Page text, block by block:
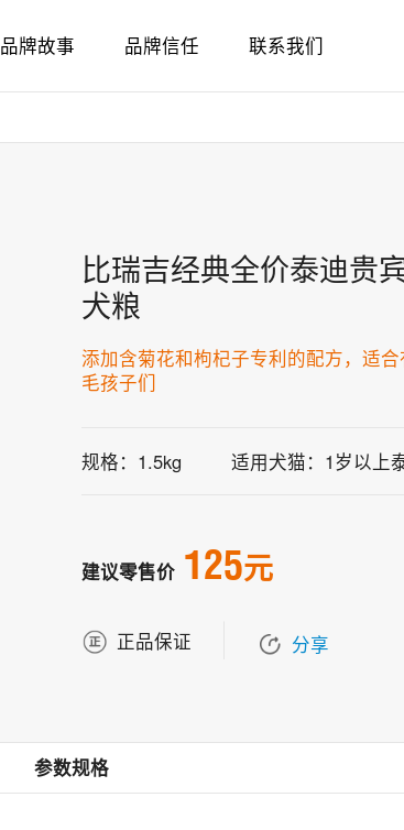
品牌故事 品牌信任 联系我们
比瑞吉经典全价泰迪贵
犬粮
添加含菊花和枸杞子专利的配方，适
毛孩子们
规格：1.5kg 适用犬猫：1岁以上
建议零售价 125元
正品保证 分享
参数规格